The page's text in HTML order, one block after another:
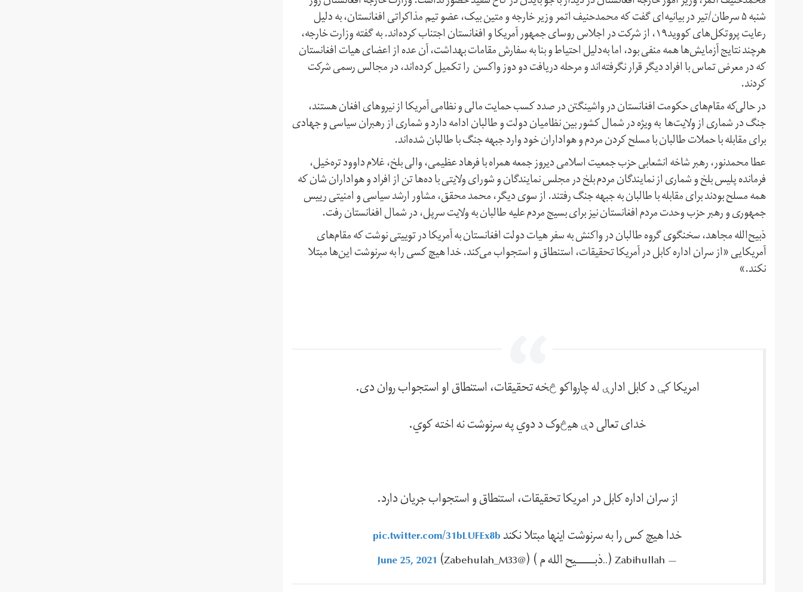
شنبه ۵ سرطان/تیر در بیانیه‌ای گفت که محمد‌حنیف اتمر وزیر خارجه و متین بیک، عضو تیم مذاکراتی افغانستان، به دلیل
رعایت پروتکل‌های کووید۱۹، از شرکت در اجلاس روسای جمهور آمریکا و افغانستان اجتناب کرده‌اند. به گفته وزارت خارجه،
هرچند نتایج آزمایش‌ها همه منفی بود، اما به‌دلیل احتیاط و بنا به سفارش مقامات بهداشت، آن عده از اعضای هیات افغانستان
که در معرض تماس با افراد دیگر قرار نگرفته‌اند و مرحله دریافت دو دوز واکسن را تکمیل کرده‌اند، در مجالس رسمی شرکت
کردند.
در حالی‌که مقام‌های حکومت افغانستان در واشینگتن در صدد کسب حمایت مالی و نظامی آمریکا از نیروهای افغان هستند،
جنگ در شماری از ولایت‌ها به ویژه در شمال کشور بین نظامیان دولت و طالبان ادامه دارد و شماری از رهبران سیاسی و جهادی
برای مقابله با حملات طالبان با مسلح کردن مردم و هواداران خود وارد جبهه جنگ با طالبان شده‌اند.
عطا محمدنور، رهبر شاخه انشعابی حزب‌ جمعیت اسلامی دیروز جمعه همراه با فرهاد عظیمی، والی بلخ، غلام داوود تره‌خیل،
فرمانده پلیس بلخ و شماری از نمایند‌گان مردم بلخ در مجلس نمایندگان و شورای ولایتی با ده‌ها تن از افراد و هواداران شان که
همه مسلح بودند برای مقابله با طالبان به جبهه جنگ رفتند. از سوی دیگر، محمد محقق، مشاور ارشد سیاسی و امنیتی رییس
جمهوری و رهبر حزب وحدت مردم افغانستان نیز برای بسیج مردم علیه طالبان به ولایت سرپل، در شمال افغانستان رفت.
ذبیح‌الله مجاهد، سخنگوی گروه طالبان در واکنش به سفر هیات دولت افغانستان به آمریکا در توییتی نوشت که مقام‌های
آمریکایی «از سران اداره کابل در آمریکا تحقیقات، استنطاق و استجواب می‌کند. خدا هیچ کسی را به سرنوشت این‌ها مبتلا
نکند.»
امریکا کې د کابل ادارې له چارواکو څخه تحقیقات، استنطاق او استجواب روان دی.
خدای تعالی دې هيڅوک د دوي په سرنوشت نه اخته کوي.
از سران اداره کابل در امریکا تحقیقات، استنطاق و استجواب جریان دارد.
خدا هیچ کس را به سرنوشت اینها مبتلا نکندpic.twitter.com/31bLUFEx8b
— Zabihullah (.‎.‎ذبـــــیح الله م ) (@Zabehulah_M33)
June 25, 2021